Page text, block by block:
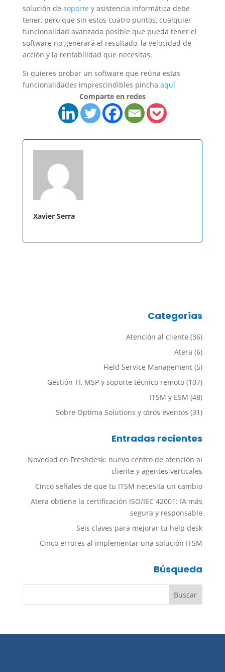
solución de soporte y asistencia informática debe
tener, pero que sin estos cuatro puntos, cualquier
funcionalidad avanzada posible que pueda tener el
software no generará el resultado, la velocidad de
acción y la rentabilidad que necesitas.
Si quieres probar un software que reúna estas
funcionalidades imprescindibles pincha aquí
Comparte en redes
Xavier Serra
Categorías
Atención al cliente (36)
Atera (6)
Field Service Management (5)
Gestión TI, MSP y soporte técnico remoto (107)
ITSM y ESM (48)
Sobre Optima Solutions y otros eventos (31)
Entradas recientes
Novedad en Freshdesk: nuevo centro de atención al
cliente y agentes verticales
Cinco señales de que tu ITSM necesita un cambio
Atera obtiene la certificación ISO/IEC 42001: IA más
segura y responsable
Seis claves para mejorar tu help desk
Cinco errores al implementar una solución ITSM
Búsqueda